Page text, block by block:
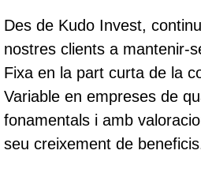
Des de Kudo Invest,
nostres clients a mantenir-
Fixa en la part curta de la
Variable en empreses de
fonamentals i amb
seu creixement de